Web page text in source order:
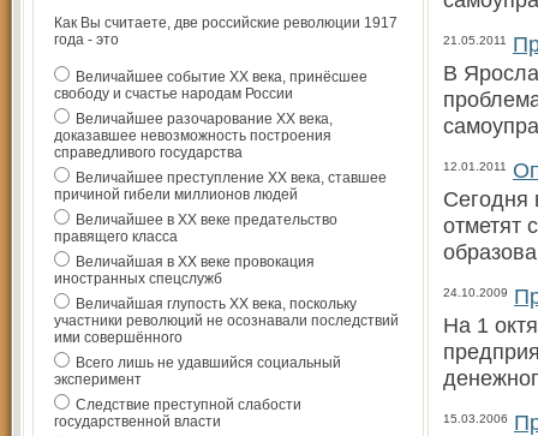
Как Вы считаете, две российские революции 1917
года - это
Величайшее событие ХХ века, принёсшее
свободу и счастье народам России
Величайшее разочарование ХХ века,
доказавшее невозможность построения
справедливого государства
Величайшее преступление ХХ века, ставшее
причиной гибели миллионов людей
Величайшее в ХХ веке предательство
правящего класса
Величайшая в ХХ веке провокация
иностранных спецслужб
Величайшая глупость ХХ века, поскольку
участники революций не осознавали последствий
ими совершённого
Всего лишь не удавшийся социальный
эксперимент
Следствие преступной слабости
государственной власти
21.05.2011
В
12.01.2011
Сегодня
отметят
24.10.2009
На 1
15.03.2006